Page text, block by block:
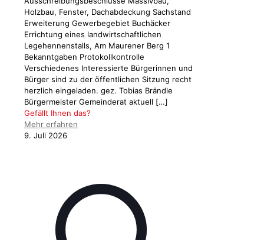
Holzbau, Fenster, Dachabdeckung Sachstand
Erweiterung Gewerbegebiet Buchäcker
Errichtung eines landwirtschaftlichen
Legehennenstalls, Am Maurener Berg 1
Bekanntgaben Protokollkontrolle
Verschiedenes Interessierte Bürgerinnen und
Bürger sind zu der öffentlichen Sitzung recht
herzlich eingeladen. gez. Tobias Brändle
Bürgermeister Gemeinderat aktuell […]
Gefällt Ihnen das?
Mehr erfahren
9. Juli 2026